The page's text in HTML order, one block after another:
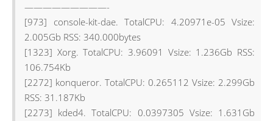
—————————-
[973] console-kit-dae. TotalCPU: 4.20971e-05 Vsize:
2.005Gb RSS: 340.000bytes
[1323] Xorg. TotalCPU: 3.96091 Vsize: 1.236Gb RSS:
106.754Kb
[2272] konqueror. TotalCPU: 0.265112 Vsize: 2.299Gb
RSS: 31.187Kb
[2273] kded4. TotalCPU: 0.0397305 Vsize: 1.631Gb